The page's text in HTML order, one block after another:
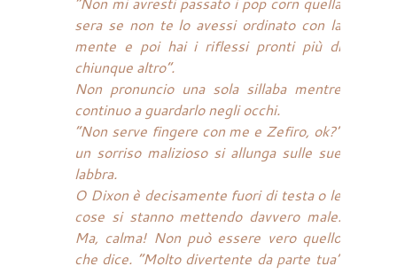
sera se non te lo avessi ordinato con la
mente e poi hai i riflessi pronti più di
chiunque altro”.
Non pronuncio una sola sillaba mentre
continuo a guardarlo negli occhi.
“Non serve fingere con me e Zefiro, ok?”
un sorriso malizioso si allunga sulle sue
labbra.
O Dixon è decisamente fuori di testa o le
cose si stanno mettendo davvero male.
Ma, calma! Non può essere vero quello
che dice. “Molto divertente da parte tua”